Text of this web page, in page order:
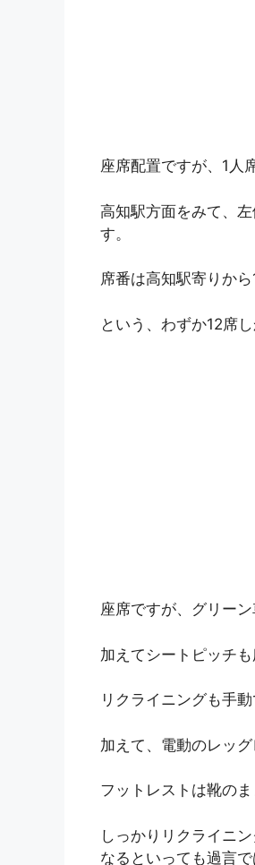
座席配置ですが、1人
高知駅方面をみて、
す。
席番は高知駅寄りから
という、わずか12席
座席ですが、グリー
加えてシートピッチ
リクライニングも手
加えて、電動のレッ
フットレストは靴の
しっかりリクライニ
なるといっても過言で